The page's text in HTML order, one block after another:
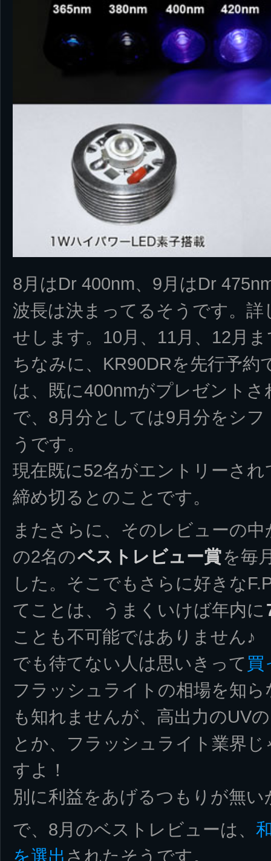
8月はDr 400nm、9月はDr
波長は決まってるそうです。
せします。10月、11月、12月
ちなみに、KR90DRを先行予約
は、既に400nmがプレゼント
で、8月分としては9月分をシ
うです。
現在既に52名がエントリーさ
締め切るとのことです。
またさらに、そのレビューの中
の2名のベストレビュー賞を毎
した。そこでもさらに好きな
てことは、うまくいけば年内に
ことも不可能ではありません♪
でも待てない人は思いきって 買
フラッシュライトの相場を知
も知れませんが、高出力のUV
とか、フラッシュライト業界
すよ！
別に利益をあげるつもりが無
で、8月のベストレビューは、
を選出 されたそうです。